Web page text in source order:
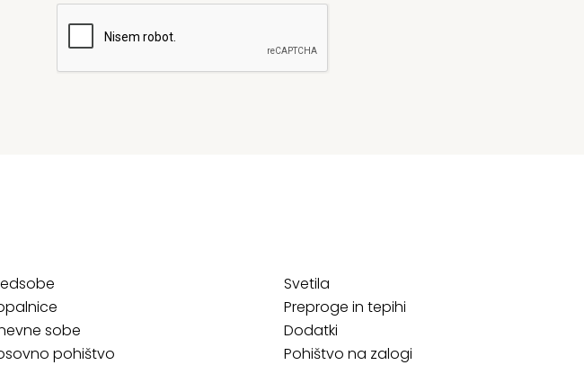
sobe
pohištvo
Svetila
Preproge in tepihi
Dodatki
Pohištvo na zalogi